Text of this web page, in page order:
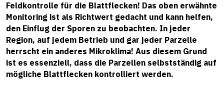
Feldkontrolle für die Blattflecken! Das oben erwähnte
Monitoring ist als Richtwert gedacht und kann helfen,
den Einflug der Sporen zu beobachten. In jeder
Region, auf jedem Betrieb und gar jeder Parzelle
herrscht ein anderes Mikroklima! Aus diesem Grund
ist es essenziell, dass die Parzellen selbstständig auf
mögliche Blattflecken kontrolliert werden.